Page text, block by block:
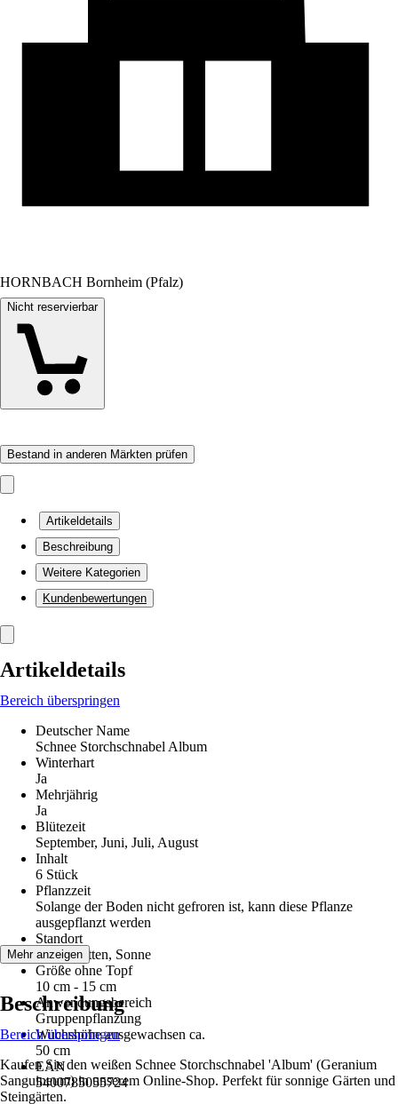
HORNBACH Bornheim (Pfalz)
Nicht reservierbar
Bestand in anderen Märkten prüfen
Artikeldetails
Beschreibung
Weitere Kategorien
Kundenbewertungen
Artikeldetails
Bereich überspringen
Deutscher Name
Schnee Storchschnabel Album
Winterhart
Ja
Mehrjährig
Ja
Blütezeit
September, Juni, Juli, August
Inhalt
6 Stück
Pflanzzeit
Solange der Boden nicht gefroren ist, kann diese Pflanze
ausgepflanzt werden
Standort
Halbschatten, Sonne
Größe ohne Topf
10 cm - 15 cm
Anwendungsbereich
Gruppenpflanzung
Wuchshöhe ausgewachsen ca.
50 cm
EAN
5400785055724
Mehr anzeigen
Beschreibung
Bereich überspringen
Kaufen Sie den weißen Schnee Storchschnabel 'Album' (Geranium
Sanguineum) in unserem Online-Shop. Perfekt für sonnige Gärten und
Steingärten.